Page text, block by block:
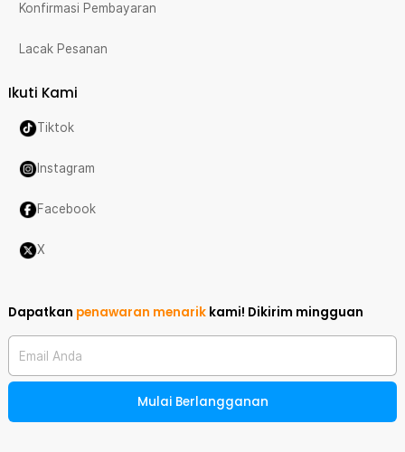
Konfirmasi Pembayaran
Lacak Pesanan
Ikuti Kami
Tiktok
Instagram
Facebook
X
Dapatkan penawaran menarik kami! Dikirim mingguan
Email Anda
Mulai Berlangganan